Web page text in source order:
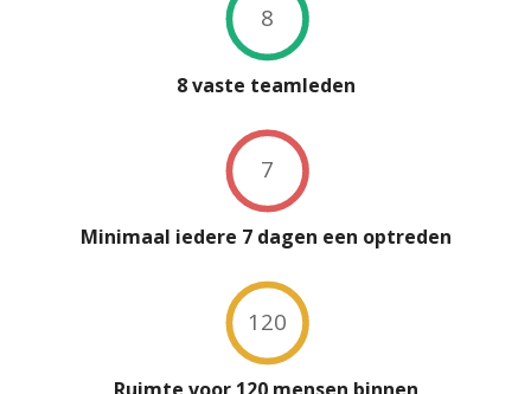
8
8 vaste teamleden
7
Minimaal iedere 7 dagen een optreden
120